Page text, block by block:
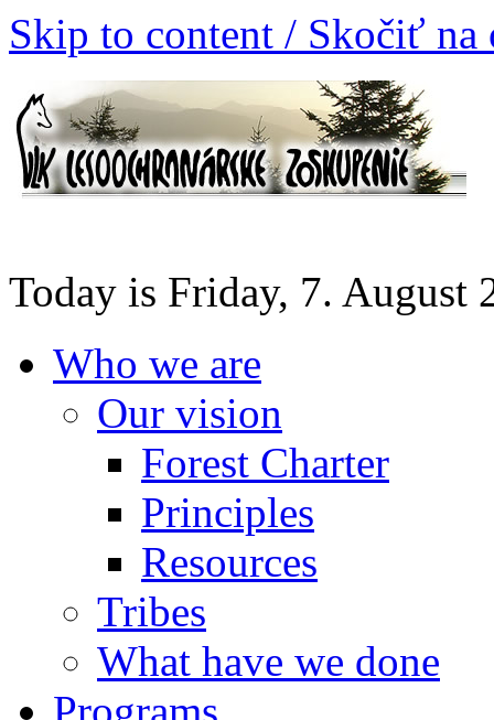
Skip to content / Skočiť na
Today is Friday, 7. August
Who we are
Our vision
Forest Charter
Principles
Resources
Tribes
What have we done
Programs